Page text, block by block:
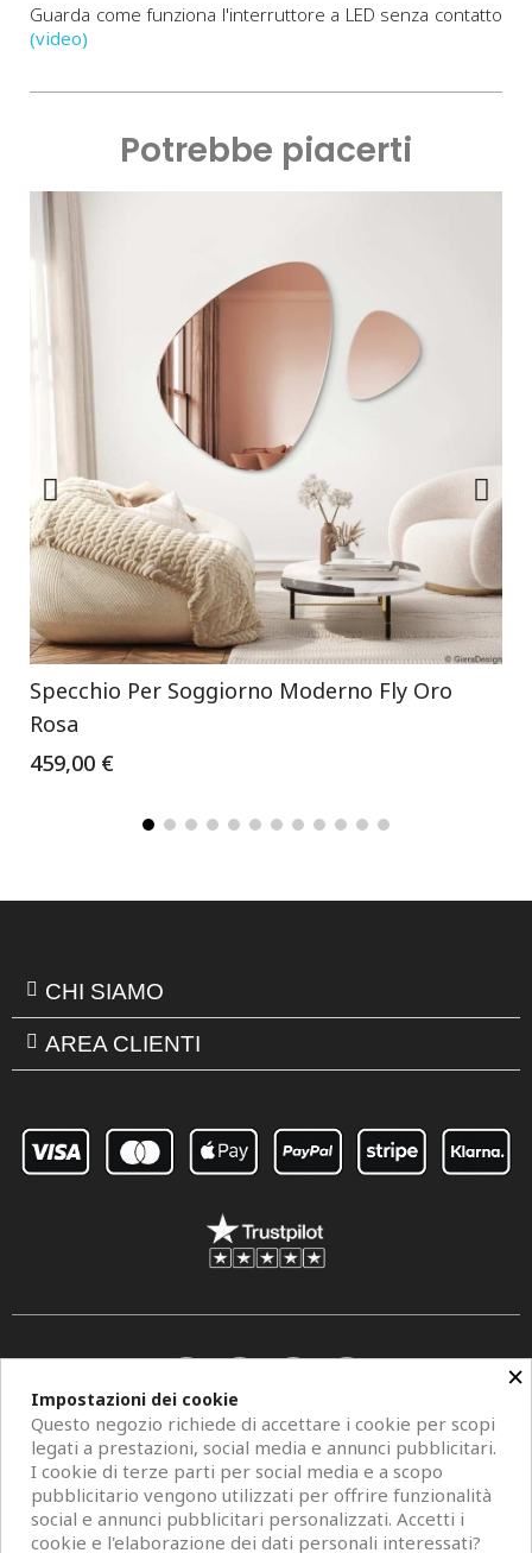
Guarda come funziona l'interruttore a LED senza contatto
(video)
Potrebbe piacerti
Specchio Per Soggiorno Moderno Fly Oro
Rosa
459,00 €
CHI SIAMO
AREA CLIENTI
Copyright © 2026 Centro Specchi. Mestre (Venezia) P.IVA 04962320273.
×
Impostazioni dei cookie
Questo negozio richiede di accettare i cookie per scopi
legati a prestazioni, social media e annunci pubblicitari.
I cookie di terze parti per social media e a scopo
pubblicitario vengono utilizzati per offrire funzionalità
social e annunci pubblicitari personalizzati. Accetti i
cookie e l'elaborazione dei dati personali interessati?